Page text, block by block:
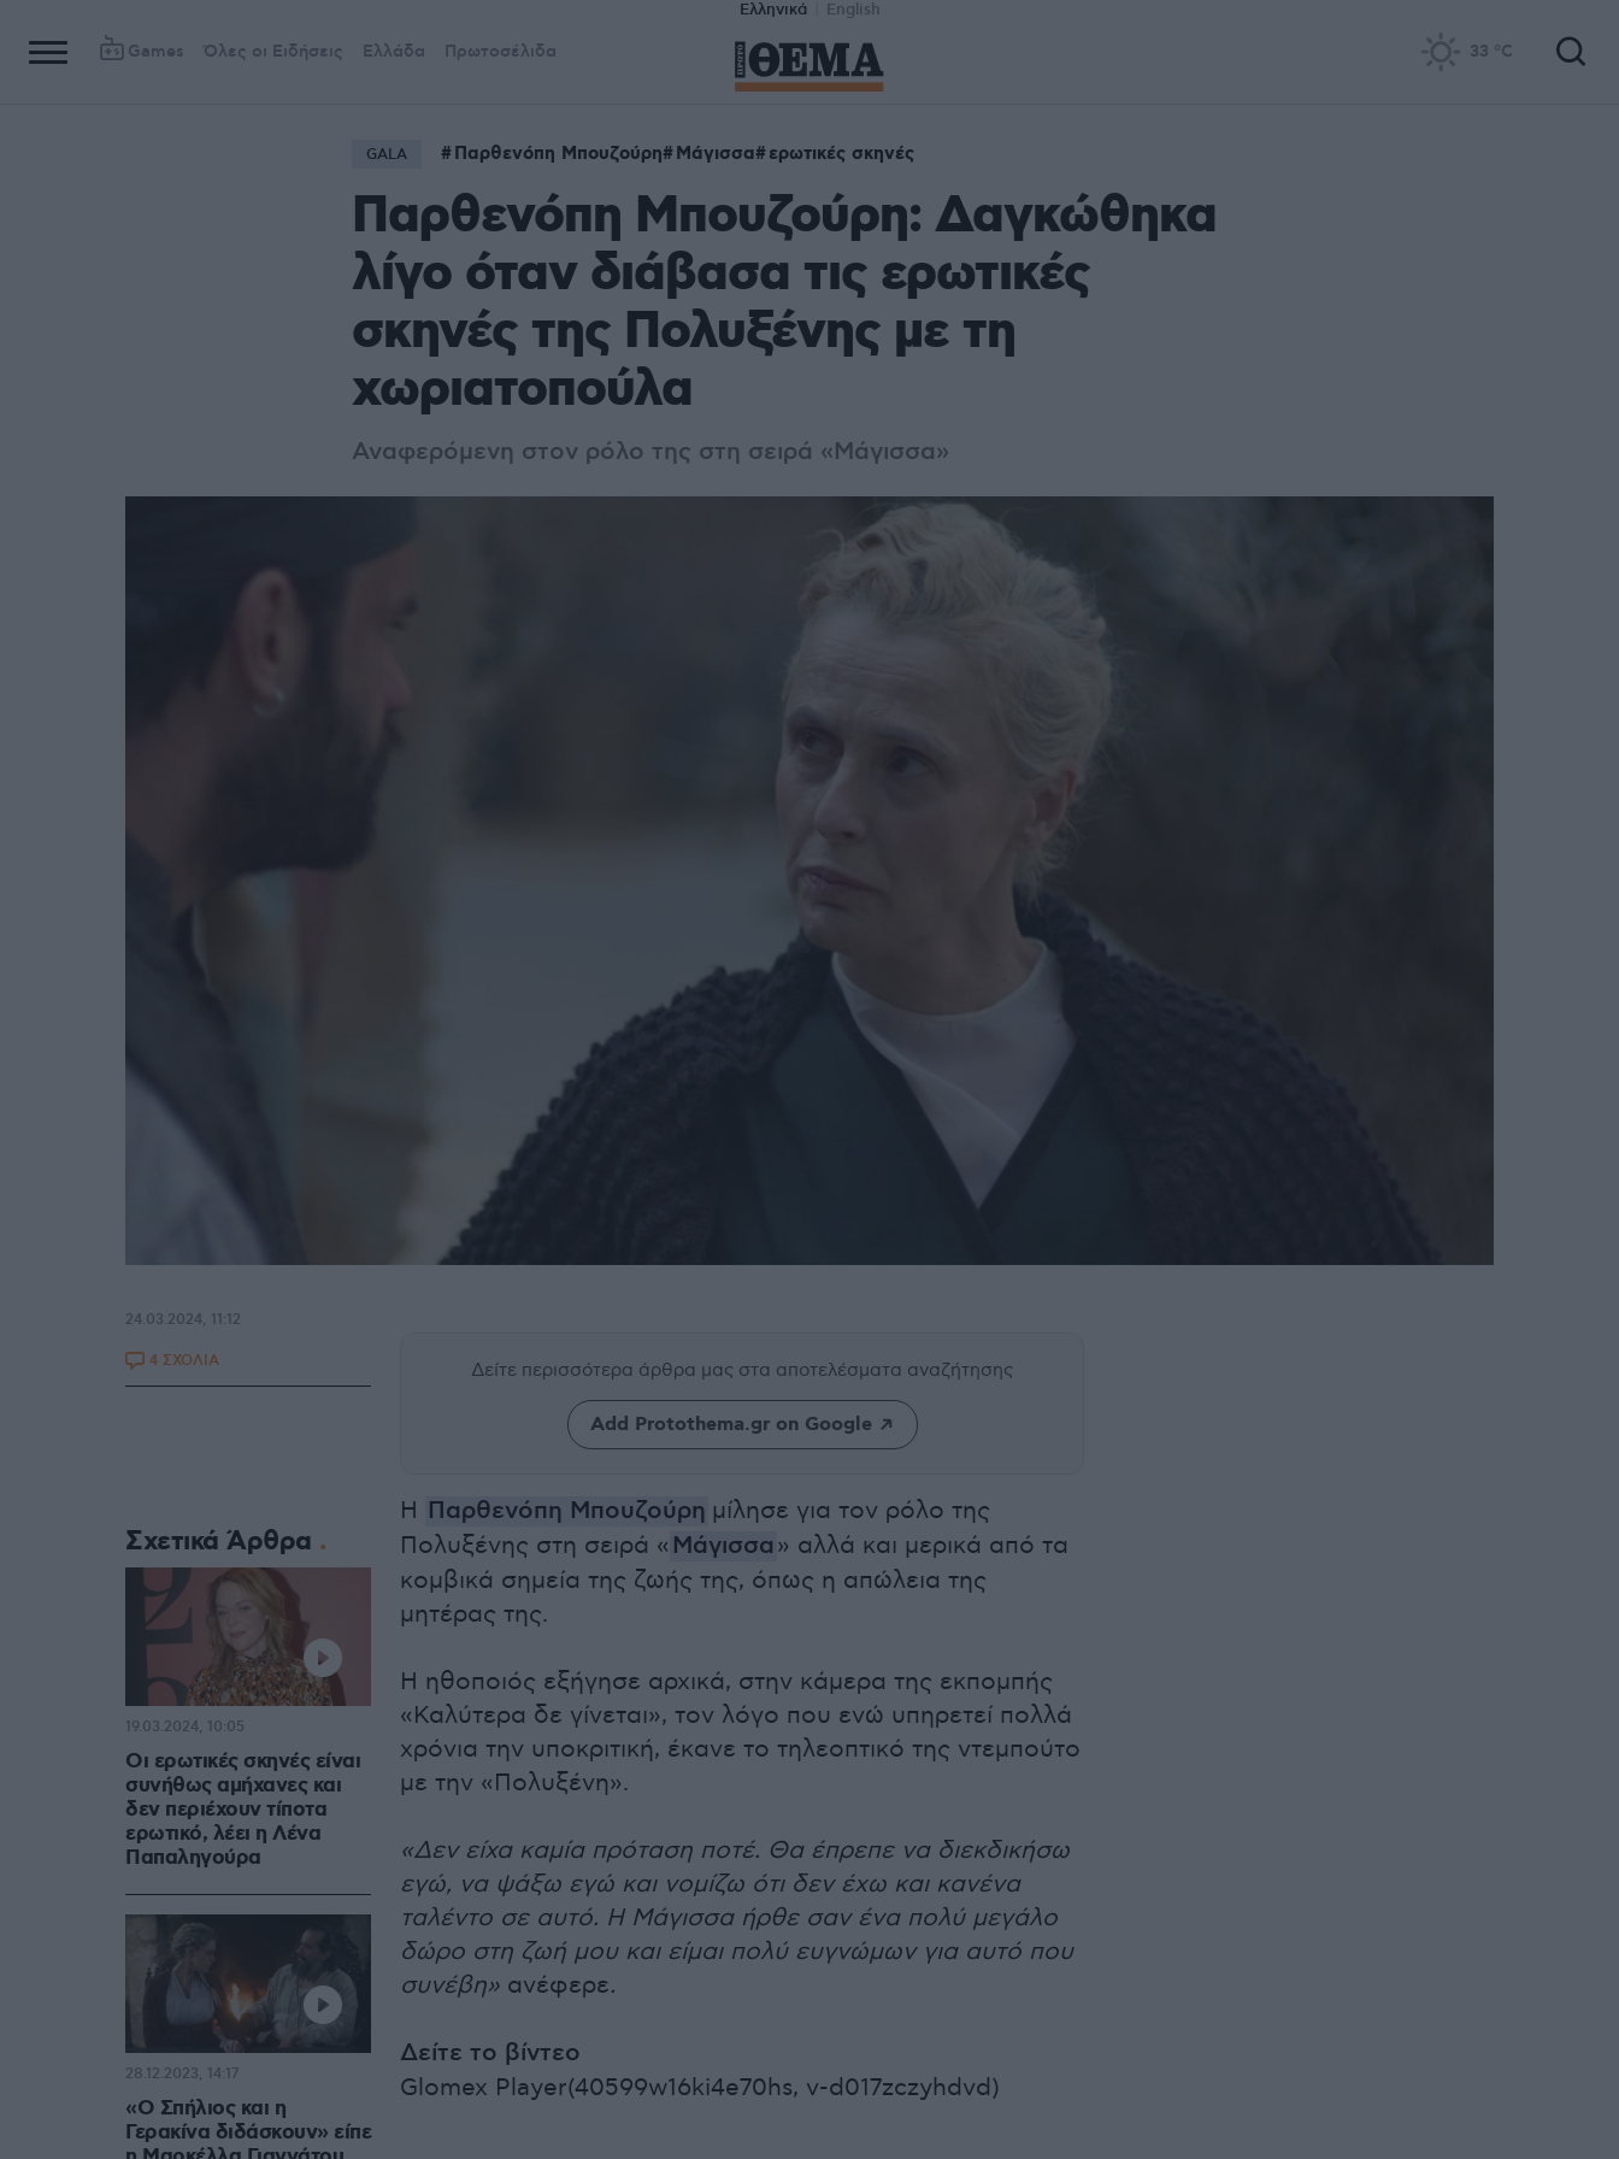
Ελληνικά English
Games Όλες οι Ειδήσεις Ελλάδα Πρωτοσέλιδα 33 °C
GALA Παρθενόπη Μπουζούρη Μάγισσα ερωτικές σκηνές
Παρθενόπη Μπουζούρη: Δαγκώθηκα
λίγο όταν διάβασα τις ερωτικές
σκηνές της Πολυξένης με τη
χωριατοπούλα
Αναφερόμενη στον ρόλο της στη σειρά «Μάγισσα»
Δείτε περισσότερα άρθρα μας στα αποτελέσματα αναζήτησης
Add Protothema.gr on Google
Η Παρθενόπη Μπουζούρη μίλησε για τον ρόλο της
Πολυξένης στη σειρά « Μάγισσα » αλλά και μερικά από τα
κομβικά σημεία της ζωής της, όπως η απώλεια της
μητέρας της.
Η ηθοποιός εξήγησε αρχικά, στην κάμερα της εκπομπής
«Καλύτερα δε γίνεται», τον λόγο που ενώ υπηρετεί πολλά
χρόνια την υποκριτική, έκανε το τηλεοπτικό της ντεμπούτο
με την «Πολυξένη».
«Δεν είχα καμία πρόταση ποτέ. Θα έπρεπε να διεκδικήσω
εγώ, να ψάξω εγώ και νομίζω ότι δεν έχω και κανένα
ταλέντο σε αυτό. Η Μάγισσα ήρθε σαν ένα πολύ μεγάλο
δώρο στη ζωή μου και είμαι πολύ ευγνώμων για αυτό που
συνέβη» ανέφερε.
Δείτε το βίντεο
Glomex Player(40599w16ki4e70hs, v-d017zczyhdvd)
24.03.2024, 11:12
4 ΣΧΟΛΙΑ
Σχετικά Άρθρα
Οι ερωτικές σκηνές είναι
συνήθως αμήχανες και
δεν περιέχουν τίποτα
ερωτικό, λέει η Λένα
Παπαληγούρα
19.03.2024, 10:05
«Ο Σπήλιος και η
Γερακίνα διδάσκουν» είπε
28.12.2023, 14:17